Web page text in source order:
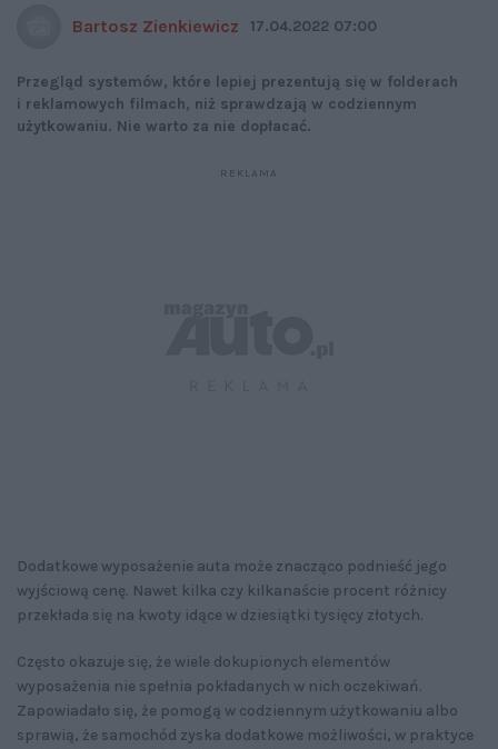
Bartosz Zienkiewicz 17.04.2022 07:00
Przegląd systemów, które lepiej prezentują się w folderach
i reklamowych filmach, niż sprawdzają w codziennym
użytkowaniu. Nie warto za nie dopłacać.
Dodatkowe wyposażenie auta może znacząco podnieść jego
wyjściową cenę. Nawet kilka czy kilkanaście procent różnicy
przekłada się na kwoty idące w dziesiątki tysięcy złotych.
Często okazuje się, że wiele dokupionych elementów
wyposażenia nie spełnia pokładanych w nich oczekiwań.
Zapowiadało się, że pomogą w codziennym użytkowaniu albo
sprawią, że samochód zyska dodatkowe możliwości, w praktyce